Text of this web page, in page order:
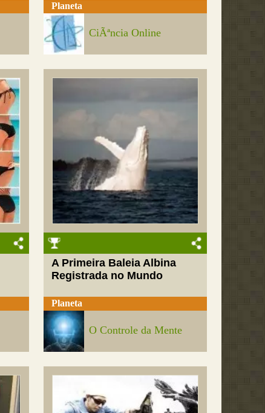
Planeta
CiÃªncia Online
A Primeira Baleia Albina
Registrada no Mundo
Planeta
O Controle da Mente